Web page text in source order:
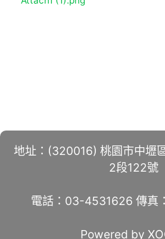
地址：(320016) 桃園市中壢
2段122號
電話：03-4531626 傳真
Powered by